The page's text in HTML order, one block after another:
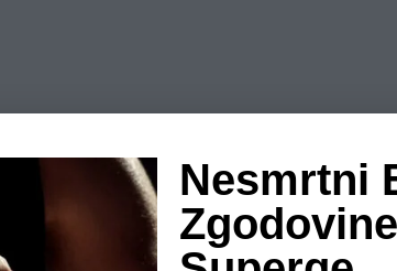
Nesmrtni